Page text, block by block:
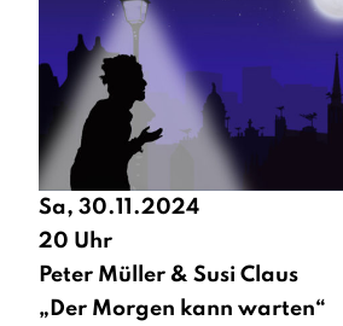
Sa, 30.11.2024
20 Uhr
Peter Müller & Susi Claus
„Der Morgen kann warten“